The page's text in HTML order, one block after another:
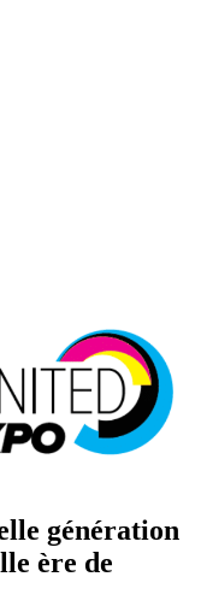
génération
ère de